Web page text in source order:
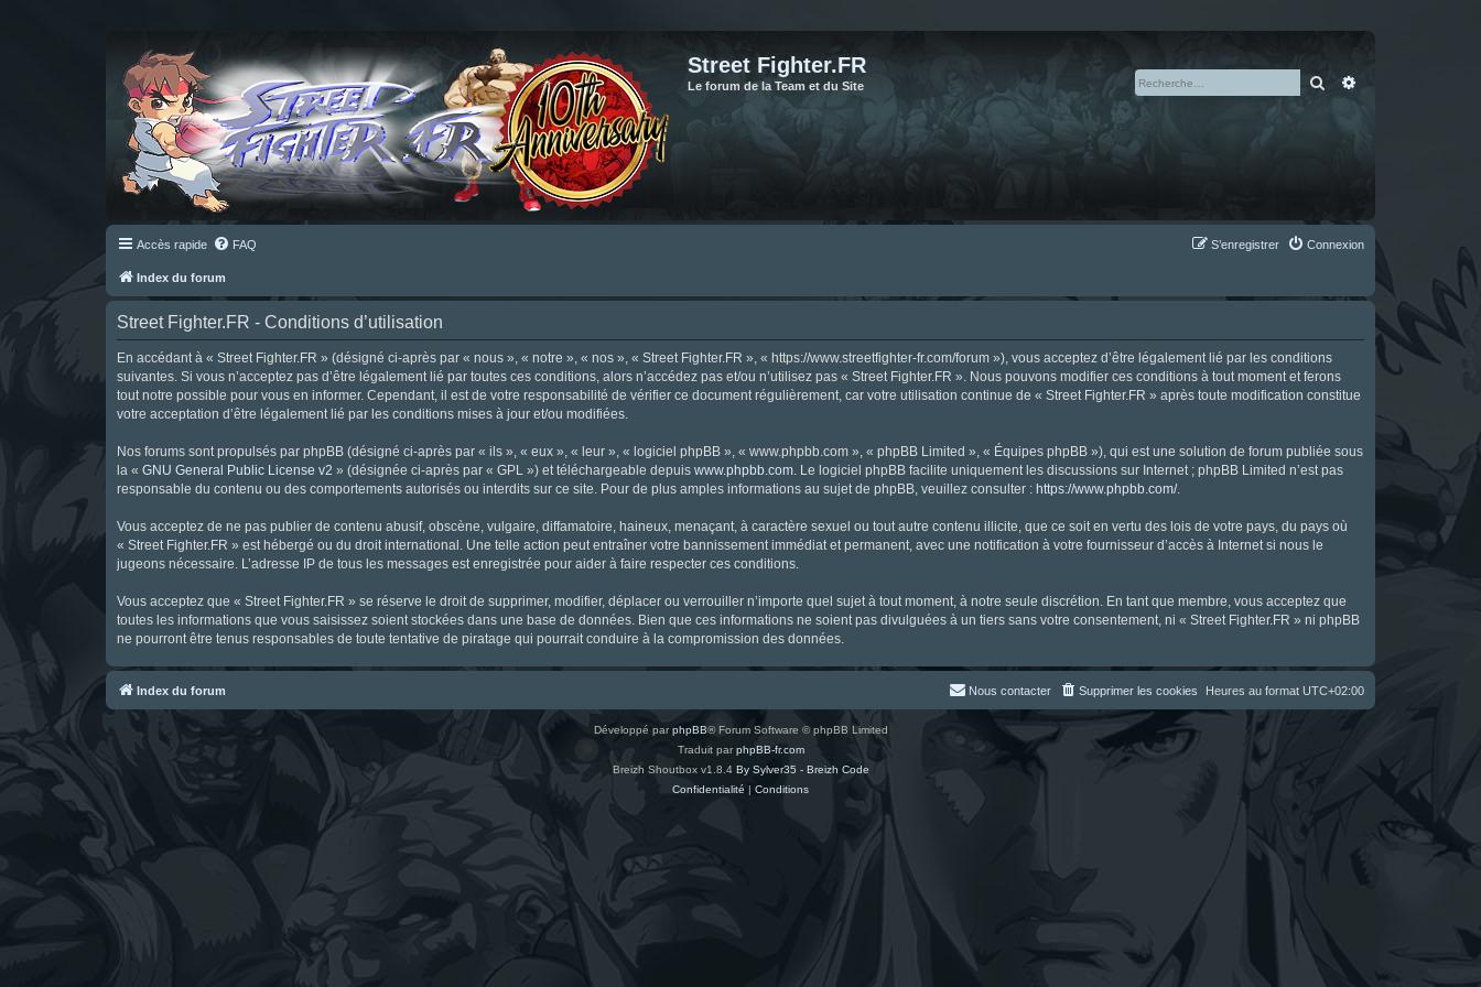
Street Fighter.FR
Le forum de la Team et du Site Rechercher
Accès rapide FAQ Connexion
S’enregistrer
Index du forum
Street Fighter.FR - Conditions d’utilisation
En accédant à « Street Fighter.FR » (désigné ci-après par « nous », « notre », « nos », « Street Fighter.FR », « https://www.streetfighter-fr.com/forum »), vous acceptez d’être légalement lié par les conditions
suivantes. Si vous n’acceptez pas d’être légalement lié par toutes ces conditions, alors n’accédez pas et/ou n’utilisez pas « Street Fighter.FR ». Nous pouvons modifier ces conditions à tout moment et ferons
tout notre possible pour vous en informer. Cependant, il est de votre responsabilité de vérifier ce document régulièrement, car votre utilisation continue de « Street Fighter.FR » après toute modification constitue
votre acceptation d’être légalement lié par les conditions mises à jour et/ou modifiées.
Nos forums sont propulsés par phpBB (désigné ci-après par « ils », « eux », « leur », « logiciel phpBB », « www.phpbb.com », « phpBB Limited », « Équipes phpBB »), qui est une solution de forum publiée sous
la « GNU General Public License v2 » (désignée ci-après par « GPL ») et téléchargeable depuis www.phpbb.com. Le logiciel phpBB facilite uniquement les discussions sur Internet ; phpBB Limited n’est pas
responsable du contenu ou des comportements autorisés ou interdits sur ce site. Pour de plus amples informations au sujet de phpBB, veuillez consulter : https://www.phpbb.com/.
Vous acceptez de ne pas publier de contenu abusif, obscène, vulgaire, diffamatoire, haineux, menaçant, à caractère sexuel ou tout autre contenu illicite, que ce soit en vertu des lois de votre pays, du pays où
« Street Fighter.FR » est hébergé ou du droit international. Une telle action peut entraîner votre bannissement immédiat et permanent, avec une notification à votre fournisseur d’accès à Internet si nous le
jugeons nécessaire. L’adresse IP de tous les messages est enregistrée pour aider à faire respecter ces conditions.
Vous acceptez que « Street Fighter.FR » se réserve le droit de supprimer, modifier, déplacer ou verrouiller n’importe quel sujet à tout moment, à notre seule discrétion. En tant que membre, vous acceptez que
toutes les informations que vous saisissez soient stockées dans une base de données. Bien que ces informations ne soient pas divulguées à un tiers sans votre consentement, ni « Street Fighter.FR » ni phpBB
ne pourront être tenus responsables de toute tentative de piratage qui pourrait conduire à la compromission des données.
Index du forum Heures au format UTC+02:00
Supprimer les cookies
Nous contacter
Développé parphpBB® Forum Software © phpBB Limited
Traduit par phpBB-fr.com
Breizh Shoutbox v1.8.4 By Sylver35 - Breizh Code
Confidentialité | Conditions